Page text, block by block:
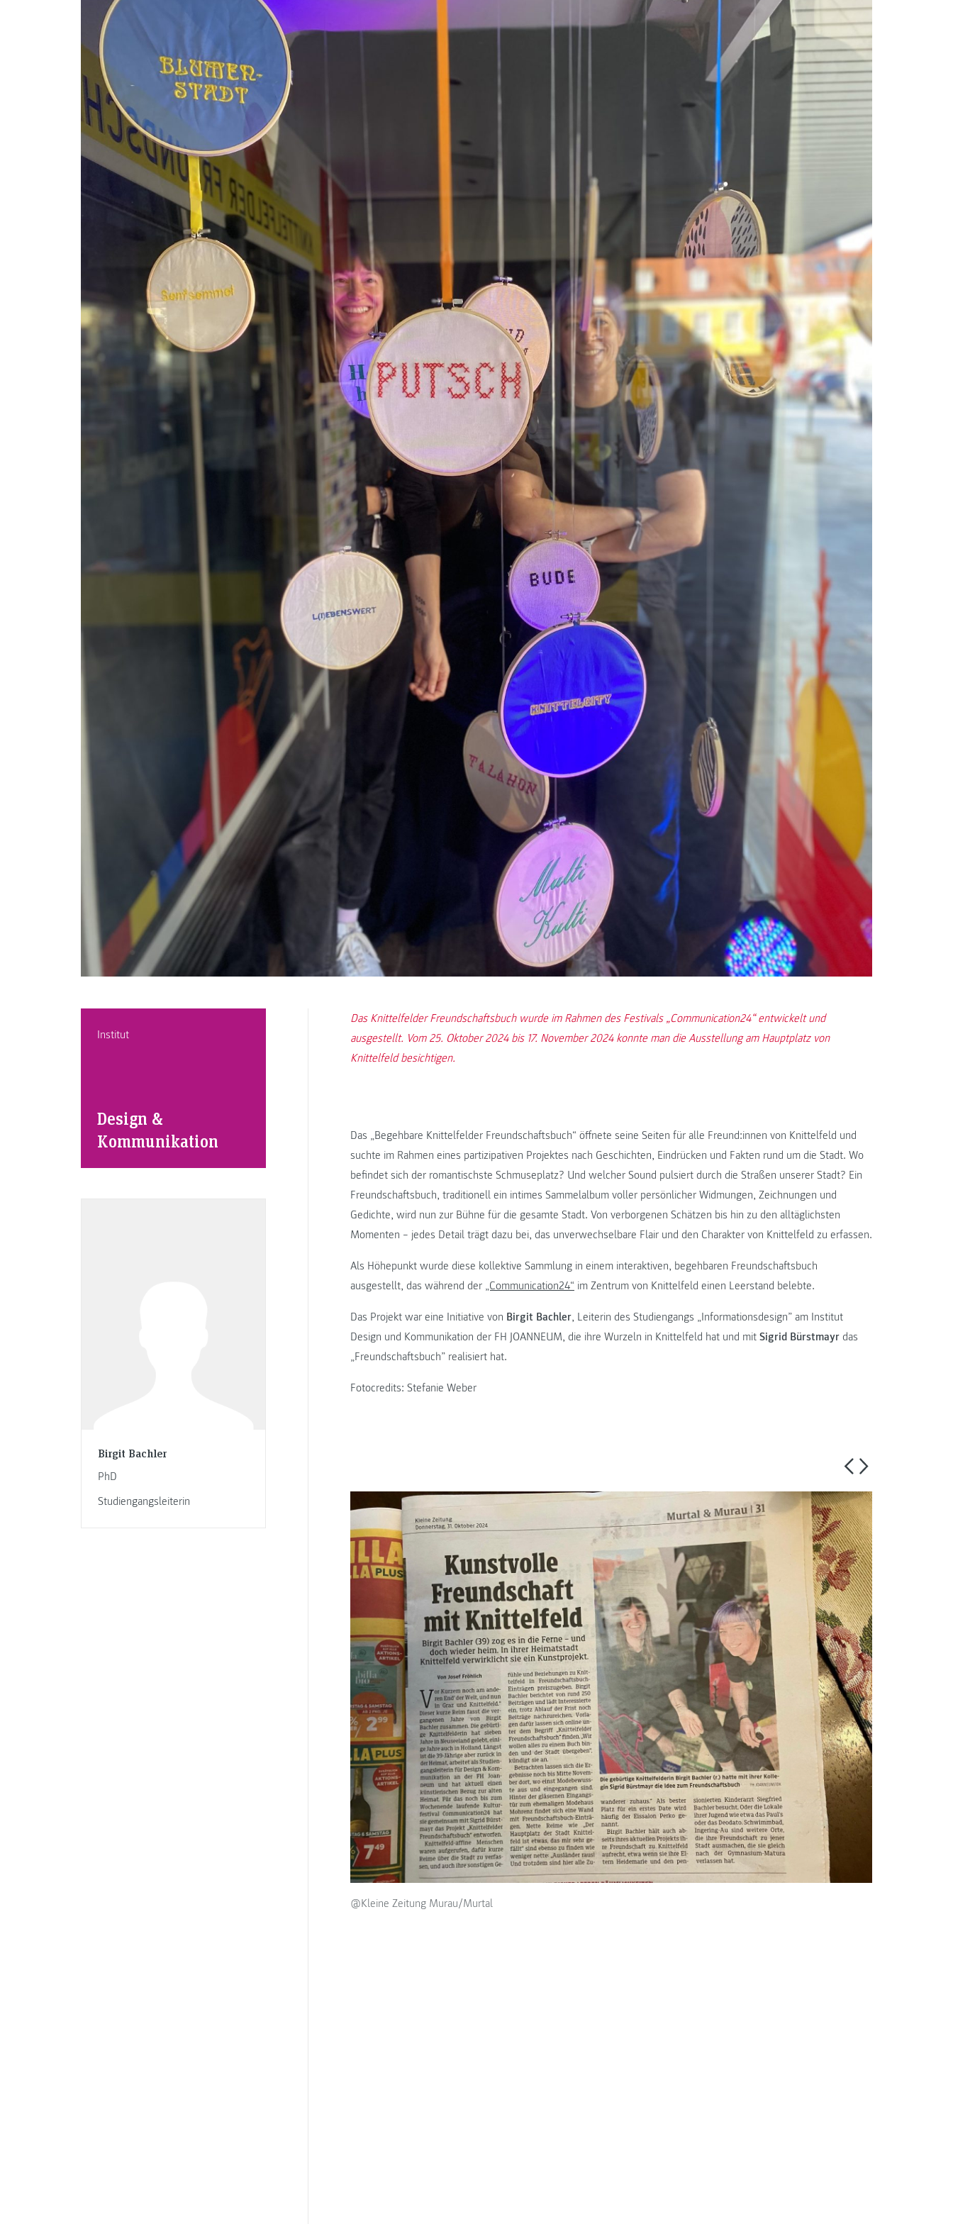
Institut
Design &
Kommunikation
Birgit Bachler
PhD
Studiengangsleiterin
Das Knittelfelder Freundschaftsbuch wurde im Rahmen des Festivals „Communication24“ entwickelt und
ausgestellt. Vom 25. Oktober 2024 bis 17. November 2024 konnte man die Ausstellung am Hauptplatz von
Knittelfeld besichtigen.
Das „Begehbare Knittelfelder Freundschaftsbuch“ öffnete seine Seiten für alle Freund:innen von Knittelfeld und
suchte im Rahmen eines partizipativen Projektes nach Geschichten, Eindrücken und Fakten rund um die Stadt. Wo
befindet sich der romantischste Schmuseplatz? Und welcher Sound pulsiert durch die Straßen unserer Stadt? Ein
Freundschaftsbuch, traditionell ein intimes Sammelalbum voller persönlicher Widmungen, Zeichnungen und
Gedichte, wird nun zur Bühne für die gesamte Stadt. Von verborgenen Schätzen bis hin zu den alltäglichsten
Momenten – jedes Detail trägt dazu bei, das unverwechselbare Flair und den Charakter von Knittelfeld zu erfassen.
Als Höhepunkt wurde diese kollektive Sammlung in einem interaktiven, begehbaren Freundschaftsbuch
ausgestellt, das während der „Communication24“ im Zentrum von Knittelfeld einen Leerstand belebte.
Das Projekt war eine Initiative von Birgit Bachler, Leiterin des Studiengangs „Informationsdesign” am Institut
Design und Kommunikation der FH JOANNEUM, die ihre Wurzeln in Knittelfeld hat und mit Sigrid Bürstmayr das
„Freundschaftsbuch” realisiert hat.
Fotocredits: Stefanie Weber
@Kleine Zeitung Murau/Murtal